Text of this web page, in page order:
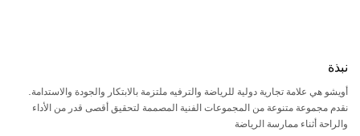
نبذة
أويشو هي علامة تجارية دولية للرياضة والترفيه ملتزمة بالابتكار والجودة والاستدامة.
نقدم مجموعة متنوعة من المجموعات الفنية المصممة لتحقيق أقصى قدر من الأداء
والراحة أثناء ممارسة الرياضة